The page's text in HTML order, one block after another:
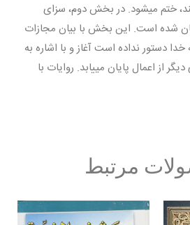
ختم می‏شود. در بخش دوم، سزای
شده است. این بخش با بیان مجازات
دستور نداده است آغاز و با اشاره به
از اعمال پایان می‏یابد. روایات با
مرتبط